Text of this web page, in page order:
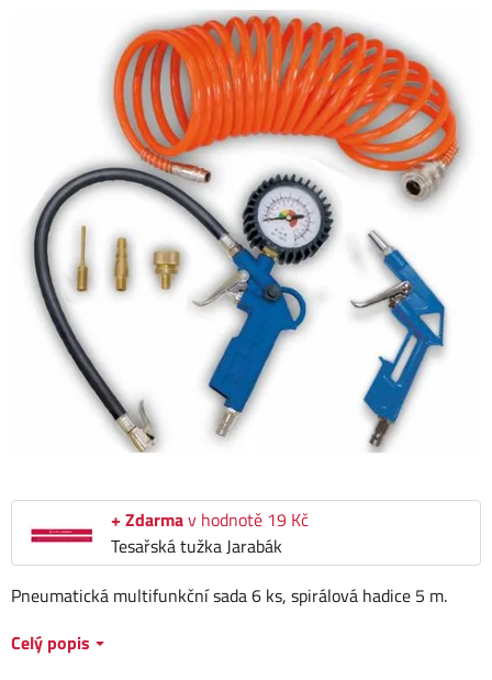
+ Zdarmav hodnotě 19 Kč
Tesařská tužka Jarabák
Pneumatická multifunkční sada 6 ks, spirálová hadice 5 m.
Celý popis